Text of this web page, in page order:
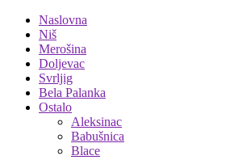
Naslovna
Niš
Merošina
Doljevac
Svrljig
Bela Palanka
Ostalo
Aleksinac
Babušnica
Blace